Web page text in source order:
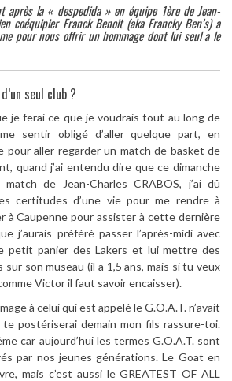
après la « despedida » en équipe 1ère de Jean-
coéquipier Franck Benoit (aka Francky Ben’s) a
pour nous offrir un hommage dont lui seul a le
seul club ?
je ferai ce que je voudrais tout au long de
sentir obligé d’aller quelque part, en
pour aller regarder un match de basket de
quand j’ai entendu dire que ce dimanche
de Jean-Charles CRABOS, j’ai dû
certitudes d’une vie pour me rendre à
à Caupenne pour assister à cette dernière
j’aurais préféré passer l’après-midi avec
petit panier des Lakers et lui mettre des
son museau (il a 1,5 ans, mais si tu veux
Victor il faut savoir encaisser).
à celui qui est appelé le G.O.A.T. n’avait
te postériserai demain mon fils rassure-toi.
car aujourd’hui les termes G.O.A.T. sont
par nos jeunes générations. Le Goat en
mais c’est aussi le GREATEST OF ALL